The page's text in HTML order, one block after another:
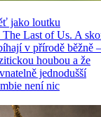
jako loutku
Last of Us. A
v přírodě běžně
houbou a že
jednodušší
není nic